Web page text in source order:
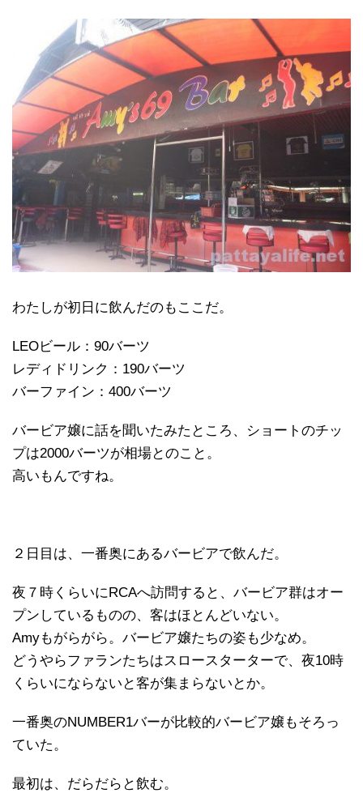
わたしが初日に飲んだのもここだ。
LEOビール：90バーツ
レディドリンク：190バーツ
バーファイン：400バーツ
バービア嬢に話を聞いたみたところ、ショートのチッ
プは2000バーツが相場とのこと。
高いもんですね。
２日目は、一番奥にあるバービアで飲んだ。
夜７時くらいにRCAへ訪問すると、バービア群はオー
プンしているものの、客はほとんどいない。
Amyもがらがら。バービア嬢たちの姿も少なめ。
どうやらファランたちはスロースターターで、夜10時
くらいにならないと客が集まらないとか。
一番奥のNUMBER1バーが比較的バービア嬢もそろっ
ていた。
最初は、だらだらと飲む。